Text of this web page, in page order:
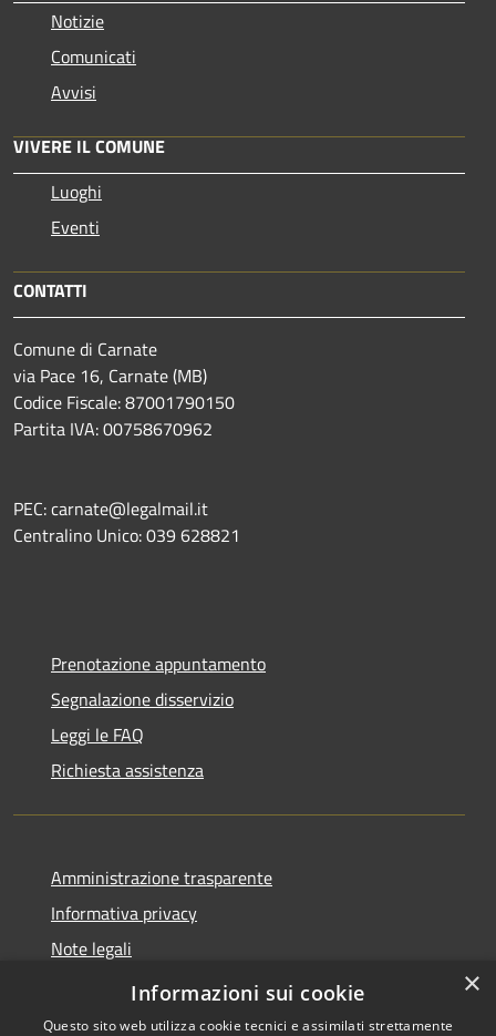
Notizie
Comunicati
Avvisi
VIVERE IL COMUNE
Luoghi
Eventi
CONTATTI
Comune di Carnate
via Pace 16, Carnate (MB)
Codice Fiscale: 87001790150
Partita IVA: 00758670962
PEC: carnate@legalmail.it
Centralino Unico: 039 628821
Prenotazione appuntamento
Segnalazione disservizio
Leggi le FAQ
Richiesta assistenza
Amministrazione trasparente
Informativa privacy
Note legali
Dichiarazione di accessibilità
×
Informazioni sui cookie
Questo sito web utilizza cookie tecnici e assimilati strettamente